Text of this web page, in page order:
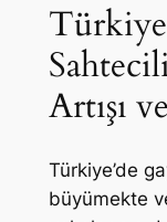
Artışı
Türkiye’de
büyümekte